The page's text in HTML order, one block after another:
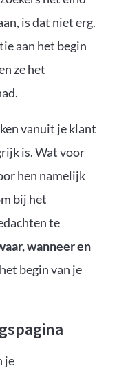
is dat niet erg.
aan het begin
ze het
vanuit je klant
is. Wat voor
hen namelijk
bij het
te
wanneer en
begin van je
je